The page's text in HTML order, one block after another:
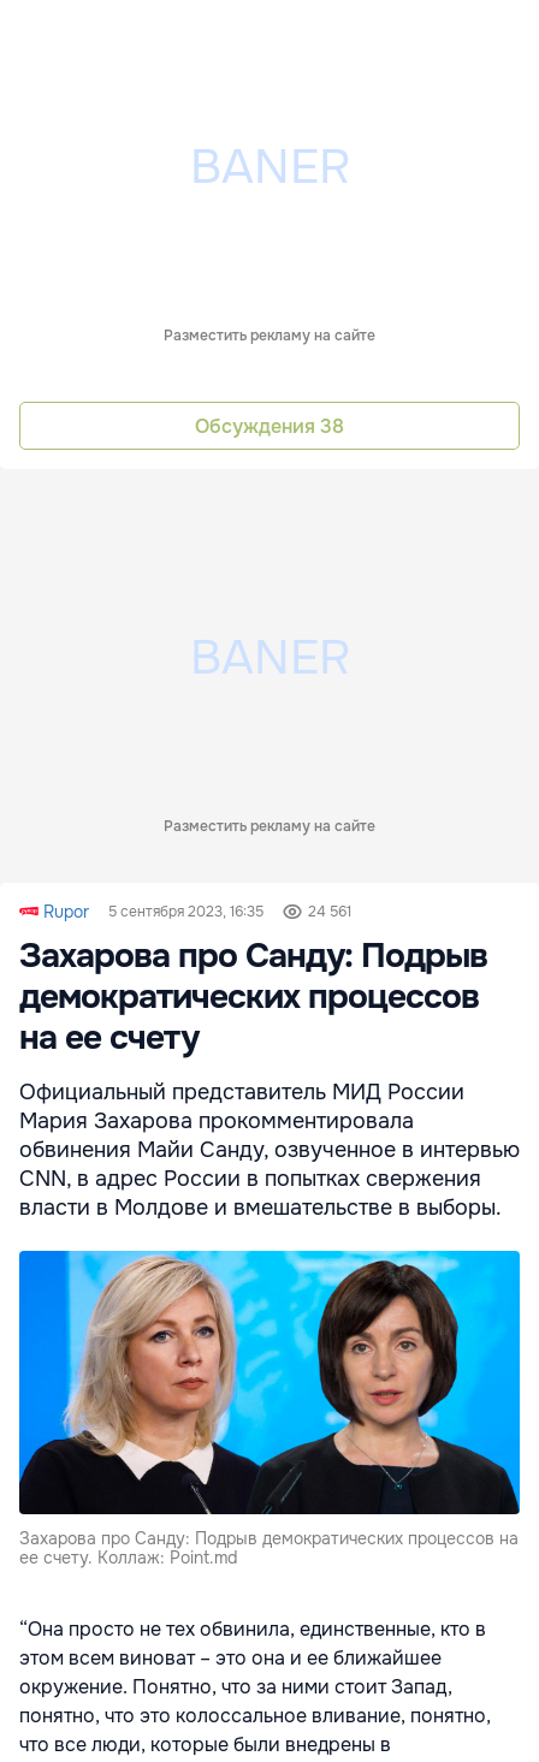
Разместить рекламу на сайте
Обсуждения 38
Разместить рекламу на сайте
Rupor 5 сентября 2023, 16:35 24 561
Захарова про Санду: Подрыв
демократических процессов
на ее счету
Официальный представитель МИД России
Мария Захарова прокомментировала
обвинения Майи Санду, озвученное в интервью
CNN, в адрес России в попытках свержения
власти в Молдове и вмешательстве в выборы.
Захарова про Санду: Подрыв демократических процессов на
ее счету. Коллаж: Point.md
“Она просто не тех обвинила, единственные, кто в
этом всем виноват – это она и ее ближайшее
окружение. Понятно, что за ними стоит Запад,
понятно, что это колоссальное вливание, понятно,
что все люди, которые были внедрены в